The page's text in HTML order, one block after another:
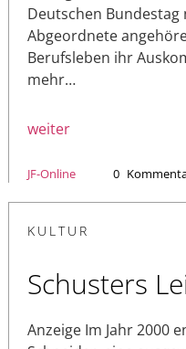
Deutschen
Abgeordnete
Berufsleben ihr
mehr…
weiter
JF-Online 0
KULTUR
Schusters
Anzeige Im Jahr 2000